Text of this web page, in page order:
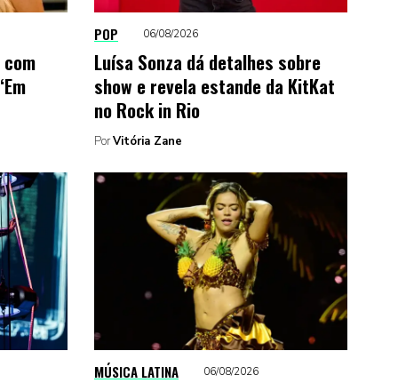
POP 06/08/2026
Luísa Sonza dá detalhes sobre
show e revela estande da KitKat
no Rock in Rio
PorVitória Zane
MÚSICA LATINA 06/08/2026